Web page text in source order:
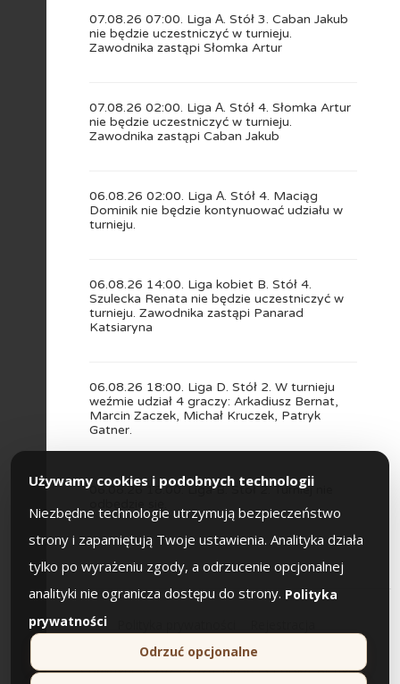
07.08.26 07:00. Liga А. Stół 3. Caban Jakub
nie będzie uczestniczyć w turnieju.
Zawodnika zastąpi Słomka Artur
07.08.26 02:00. Liga А. Stół 4. Słomka Artur
nie będzie uczestniczyć w turnieju.
Zawodnika zastąpi Caban Jakub
06.08.26 02:00. Liga А. Stół 4. Maciąg
Dominik nie będzie kontynuować udziału w
turnieju.
06.08.26 14:00. Liga kobiet B. Stół 4.
Szulecka Renata nie będzie uczestniczyć w
turnieju. Zawodnika zastąpi Panarad
Katsiaryna
06.08.26 18:00. Liga D. Stół 2. W turnieju
weźmie udział 4 graczy: Arkadiusz Bernat,
Marcin Zaczek, Michał Kruczek, Patryk
Gatner.
06.08.26 18:00. Liga B. Stół 2. Turniej nie
Copyright © 2023-2026. Masters Polska. All rights
Używamy cookies i podobnych technologii
Niezbędne technologie utrzymują bezpieczeństwo
strony i zapamiętują Twoje ustawienia. Analityka działa
tylko po wyrażeniu zgody, a odrzucenie opcjonalnej
analityki nie ogranicza dostępu do strony. Polityka
prywatności
Odrzuć opcjonalne